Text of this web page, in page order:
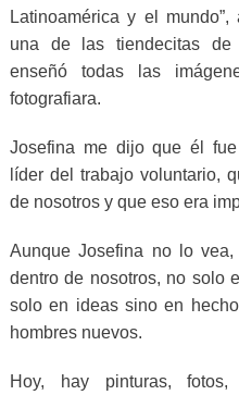
Latinoamérica y el
una de las tiendecitas de
enseñó todas las
fotografiara.
Josefina me dijo que él
líder del trabajo voluntario,
de nosotros y que eso era
Aunque Josefina no lo
dentro de nosotros, no solo
solo en ideas sino en
hombres nuevos.
Hoy, hay pinturas, fotos,